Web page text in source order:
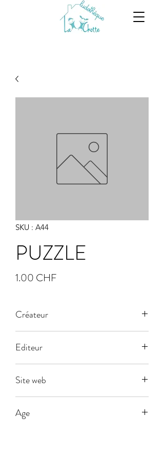
SKU : A44
PUZZLE
1.00 CHFPrix
Créateur
Editeur
Site web
Age